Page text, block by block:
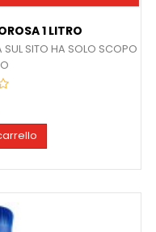
1 LITRO
SUL SITO HA SOLO SCOPO